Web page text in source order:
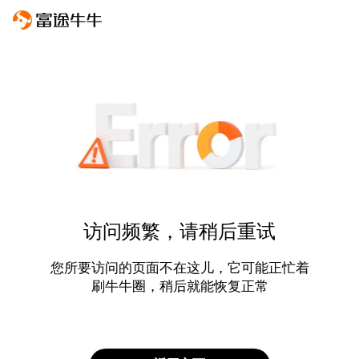
访问频繁，请稍后重试
您所要访问的页面不在这儿，它可能正忙着
刷牛牛圈，稍后就能恢复正常